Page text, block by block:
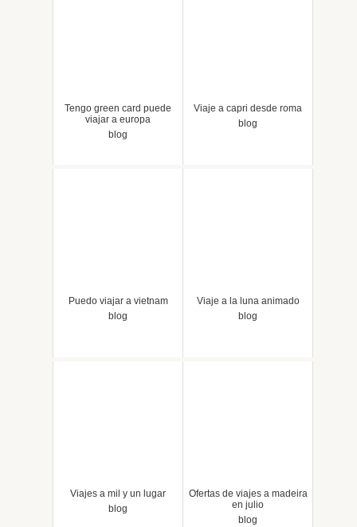
Tengo green card puede
viajar a europa
blog
Viaje a capri desde roma
blog
Puedo viajar a vietnam
blog
Viaje a la luna animado
blog
Viajes a mil y un lugar
blog
Ofertas de viajes a madeira
en julio
blog